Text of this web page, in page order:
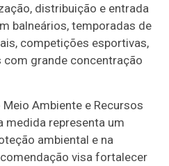
distribuição e entrada
balneários, temporadas de
competições esportivas,
grande concentração
Ambiente e Recursos
medida representa um
ambiental e na
visa fortalecer